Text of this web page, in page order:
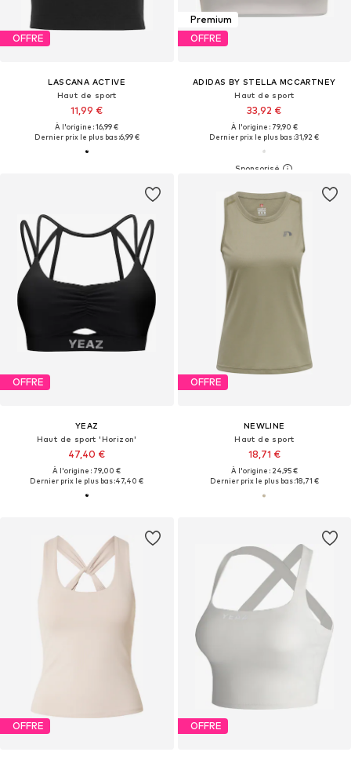
OFFRE
LASCANA ACTIVE
Haut de sport
11,99 €
À l'origine : 16,99 €
Dernier prix le plus bas :6,99 €
Premium
OFFRE
ADIDAS BY STELLA MCCARTNEY
Haut de sport
33,92 €
À l'origine : 79,90 €
Dernier prix le plus bas :31,92 €
OFFRE
YEAZ
Haut de sport 'Horizon'
47,40 €
À l'origine : 79,00 €
Dernier prix le plus bas :47,40 €
OFFRE
NEWLINE
Haut de sport
18,71 €
À l'origine : 24,95 €
Dernier prix le plus bas :18,71 €
OFFRE OFFRE